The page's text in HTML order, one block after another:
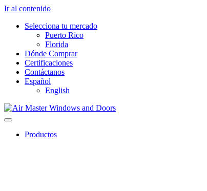
Ir al contenido
Selecciona tu mercado
Puerto Rico
Florida
Dónde Comprar
Certificaciones
Contáctanos
Español
English
Productos